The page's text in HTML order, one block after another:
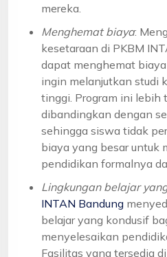
mereka.
Menghemat biaya:
kesetaraan di PKBM
dapat menghemat
ingin melanjutkan studi
tinggi. Program ini lebih
dibandingkan dengan
sehingga siswa tidak
biaya yang besar untuk
pendidikan formalnya
Lingkungan belajar
INTAN Bandung
belajar yang kondusif
menyelesaikan
Fasilitas yang tersedia